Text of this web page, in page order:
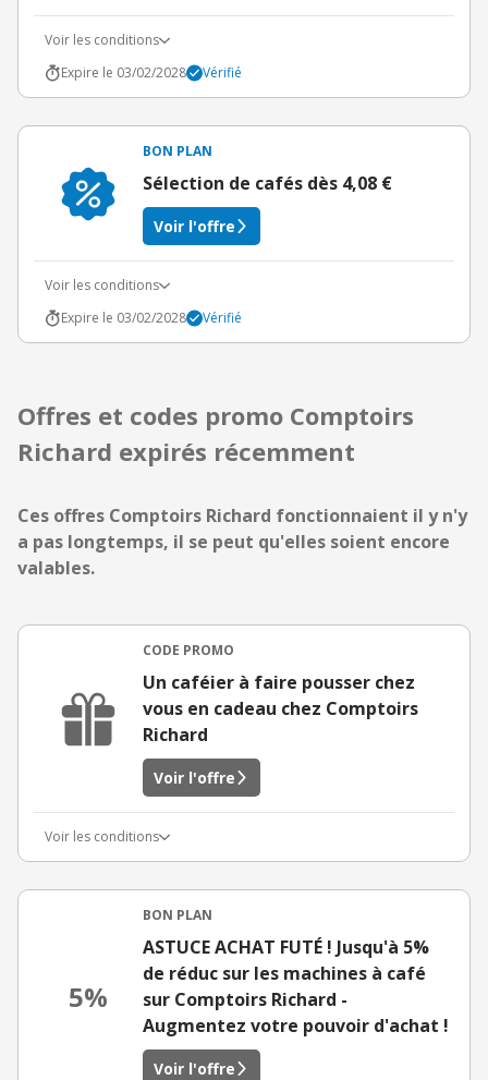
Voir les conditions
Expire le 03/02/2028
Vérifié
BON PLAN
Sélection de cafés dès 4,08 €
Voir l'offre
Voir les conditions
Expire le 03/02/2028
Vérifié
Offres et codes promo Comptoirs
Richard expirés récemment
Ces offres Comptoirs Richard fonctionnaient il y n'y
a pas longtemps, il se peut qu'elles soient encore
valables.
CODE PROMO
Un caféier à faire pousser chez
vous en cadeau chez Comptoirs
Richard
Voir l'offre
Voir les conditions
5%
BON PLAN
ASTUCE ACHAT FUTÉ ! Jusqu'à 5%
de réduc sur les machines à café
sur Comptoirs Richard -
Augmentez votre pouvoir d'achat !
Voir l'offre